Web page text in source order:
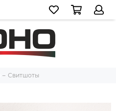
Свитшоты